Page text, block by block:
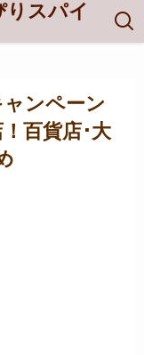
スパイ
ンペーン
百貨店･大